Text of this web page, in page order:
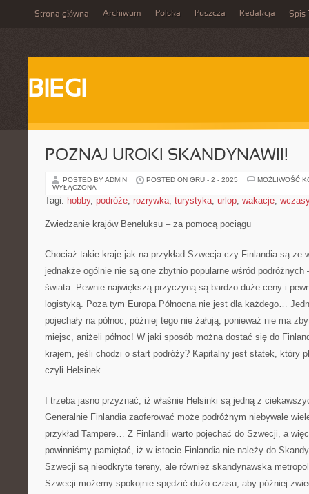
Strona główna Archiwum Polska Puszcza Redakcja Spis
BIEGI
POZNAJ UROKI SKANDYNAWII!
POSTED BY ADMIN POSTED ON GRU - 2 - 2025
MOŻLIWOŚĆ
WYŁĄCZONA
Tagi: hobby, podróże, rozrywka, turystyka, urlop, wakacje,
Zwiedzanie krajów Beneluksu – za pomocą pociągu
Chociaż takie kraje jak na przykład Szwecja czy Finlandia są ze
jednakże ogólnie nie są one zbytnio popularne wśród
świata. Pewnie największą przyczyną są bardzo duże ceny i
logistyką. Poza tym Europa Północna nie jest dla każdego…
pojechały na północ, później tego nie żałują, ponieważ nie ma
miejsc, aniżeli północ! W jaki sposób można dostać się do
krajem, jeśli chodzi o start podróży? Kapitalny jest statek, który
czyli Helsinek.
I trzeba jasno przyznać, iż właśnie Helsinki są jedną z
Generalnie Finlandia zaoferować może podróżnym niebywale
przykład Tampere… Z Finlandii warto pojechać do Szwecji, a
powinniśmy pamiętać, iż w istocie Finlandia nie należy do
Szwecji są nieodkryte tereny, ale również skandynawska
Szwecji możemy spokojnie spędzić dużo czasu, aby później